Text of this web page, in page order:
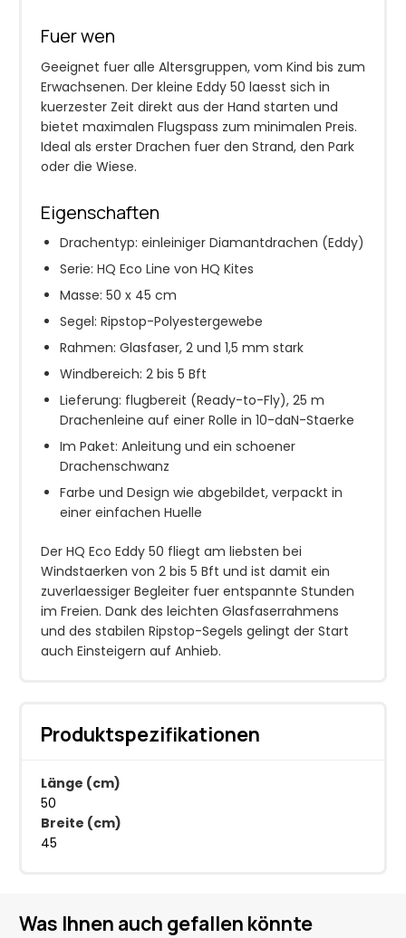
Fuer wen
Geeignet fuer alle Altersgruppen, vom Kind bis zum
Erwachsenen. Der kleine Eddy 50 laesst sich in
kuerzester Zeit direkt aus der Hand starten und
bietet maximalen Flugspass zum minimalen Preis.
Ideal als erster Drachen fuer den Strand, den Park
oder die Wiese.
Eigenschaften
Drachentyp: einleiniger Diamantdrachen (Eddy)
Serie: HQ Eco Line von HQ Kites
Masse: 50 x 45 cm
Segel: Ripstop-Polyestergewebe
Rahmen: Glasfaser, 2 und 1,5 mm stark
Windbereich: 2 bis 5 Bft
Lieferung: flugbereit (Ready-to-Fly), 25 m
Drachenleine auf einer Rolle in 10-daN-Staerke
Im Paket: Anleitung und ein schoener
Drachenschwanz
Farbe und Design wie abgebildet, verpackt in
einer einfachen Huelle
Der HQ Eco Eddy 50 fliegt am liebsten bei
Windstaerken von 2 bis 5 Bft und ist damit ein
zuverlaessiger Begleiter fuer entspannte Stunden
im Freien. Dank des leichten Glasfaserrahmens
und des stabilen Ripstop-Segels gelingt der Start
auch Einsteigern auf Anhieb.
Produktspezifikationen
Länge (cm)
50
Breite (cm)
45
Was Ihnen auch gefallen könnte